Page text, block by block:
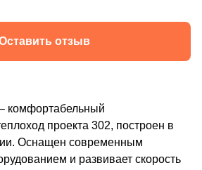
отзыв
комфортабельный
проекта 302, построен в
Оснащен современным
и развивает скорость